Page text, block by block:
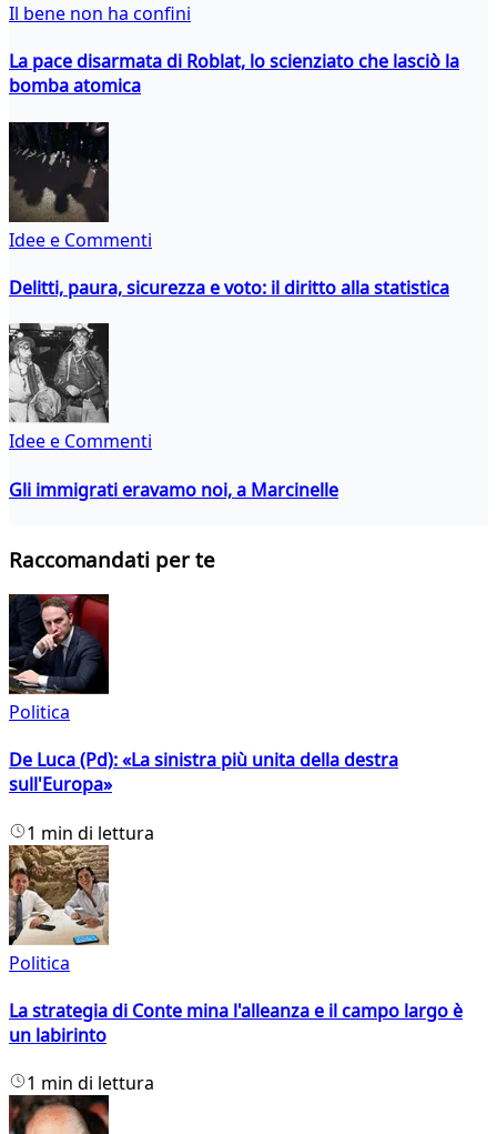
Il bene non ha confini
La pace disarmata di Roblat, lo scienziato che lasciò la
bomba atomica
Idee e Commenti
Delitti, paura, sicurezza e voto: il diritto alla statistica
Idee e Commenti
Gli immigrati eravamo noi, a Marcinelle
Raccomandati per te
Politica
De Luca (Pd): «La sinistra più unita della destra
sull'Europa»
1 min di lettura
Politica
La strategia di Conte mina l'alleanza e il campo largo è
un labirinto
1 min di lettura